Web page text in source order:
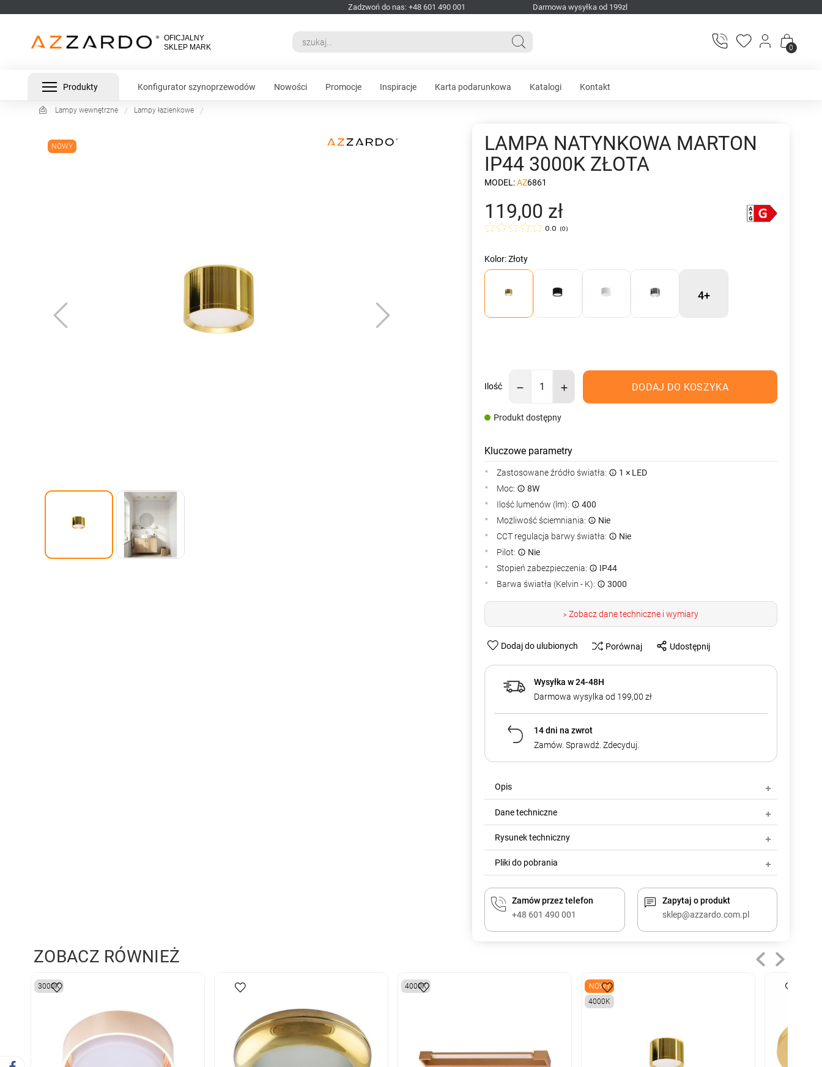
Zadzwoń do nas: +48 601 490 001 Darmowa wysyłka od 199zl
0
Produkty Konfigurator szynoprzewodów Nowości Promocje Inspiracje Karta podarunkowa Katalogi Kontakt
Lampy wewnętrzne Lampy łazienkowe
NOWY
LAMPA NATYNKOWA MARTON
IP44 3000K ZŁOTA
MODEL:AZ6861
119,00 zł
0.0 (0)
Kolor: Złoty
4+
Ilość DODAJ DO KOSZYKA
Produkt dostępny
Kluczowe parametry
Zastosowane źródło światła:
1 × LED
Moc:
8W
Ilość lumenów (lm):
400
Możliwość ściemniania:
Nie
CCT regulacja barwy światła:
Nie
Pilot:
Nie
Stopień zabezpieczenia:
IP44
Barwa światła (Kelvin - K):
3000
> Zobacz dane techniczne i wymiary
Dodaj do ulubionych Porównaj Udostępnij
Wysyłka w 24-48H
Darmowa wysylka od 199,00 zł
14 dni na zwrot
Zamów. Sprawdź. Zdecyduj.
Opis
Dane techniczne
Rysunek techniczny
Pliki do pobrania
Zamów przez telefon
+48 601 490 001
Zapytaj o produkt
sklep@azzardo.com.pl
ZOBACZ RÓWNIEŻ
3000K 4000K
NOWY
4000K